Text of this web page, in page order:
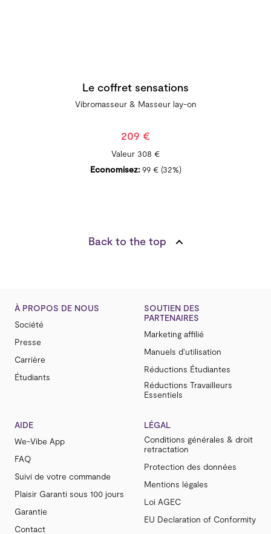
Le coffret sensations
Vibromasseur & ​Masseur lay-on
209 €
Valeur 308 €
Economisez: 99 € (32%)
Back to the top
À PROPOS DE NOUS
Société
Presse
Carrière
Étudiants
SOUTIEN DES
PARTENAIRES
Marketing affilié
Manuels d'utilisation
Réductions Étudiantes
Réductions Travailleurs
Essentiels
AIDE
We-Vibe App
FAQ
Suivi de votre commande
Plaisir Garanti sous 100 jours
Garantie
Contact
LÉGAL
Conditions générales & droit
retractation
Protection des données
Mentions légales
Loi AGEC
EU Declaration of Conformity